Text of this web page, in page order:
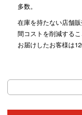
多数。
在庫を持たない店舗
間コストを削減する
お届けしたお客様は